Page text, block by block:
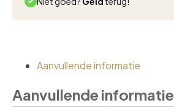
Aanvullende informatie
Aanvullende informatie